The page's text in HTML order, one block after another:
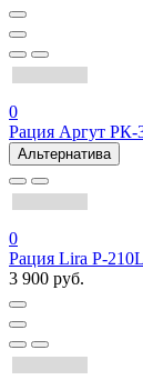
0
Рация Аргут РК-
Альтернатива
0
Рация Lira P-210L
3 900 руб.